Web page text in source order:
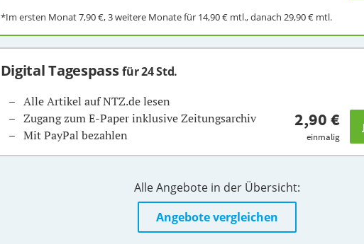
*Im ersten Monat7,90 €, 3 weitere Monate für 14,90 €mtl., danach 29,90 €mtl.
Digital Tagespassfür 24 Std.
Alle Artikel auf NTZ.de lesen
Zugang zum E-Paper inklusive Zeitungsarchiv
Mit PayPal bezahlen
2,90 €
einmalig
Alle Angebote in der Übersicht:
Angebote vergleichen